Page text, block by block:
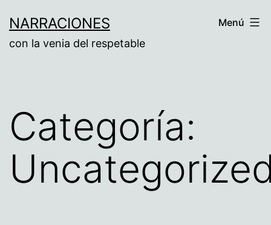
contenido
NARRACIONES
con la venia del respetable
Menú
Categoría: